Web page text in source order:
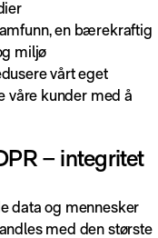
en bærekraftig
miljø
vårt eget
våre kunder med å
– integritet
data og mennesker
med den største